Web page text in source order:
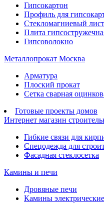
Гипсокартон
Профиль для
Стекломагниевый лист
Плита
Гипсоволокно
Металлопрокат Москва
Арматура
Плоский прокат
Сетка сварная
Готовые проекты домов
Интернет магазин
Гибкие связи для
Спецодежда для
Фасадная стеклосетка
Камины и печи
Дровяные печи
Камины электрические